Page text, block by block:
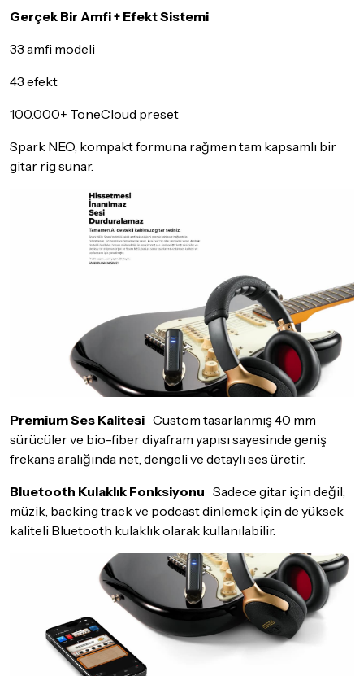
Gerçek Bir Amfi + Efekt Sistemi
33 amfi modeli
43 efekt
100.000+ ToneCloud preset
Spark NEO, kompakt formuna rağmen tam kapsamlı bir
gitar rig sunar.
Premium Ses Kalitesi Custom tasarlanmış 40 mm
sürücüler ve bio-fiber diyafram yapısı sayesinde geniş
frekans aralığında net, dengeli ve detaylı ses üretir.
Bluetooth Kulaklık Fonksiyonu Sadece gitar için değil;
müzik, backing track ve podcast dinlemek için de yüksek
kaliteli Bluetooth kulaklık olarak kullanılabilir.